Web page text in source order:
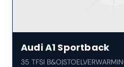
AudiA1 Sportback
35 TFSI